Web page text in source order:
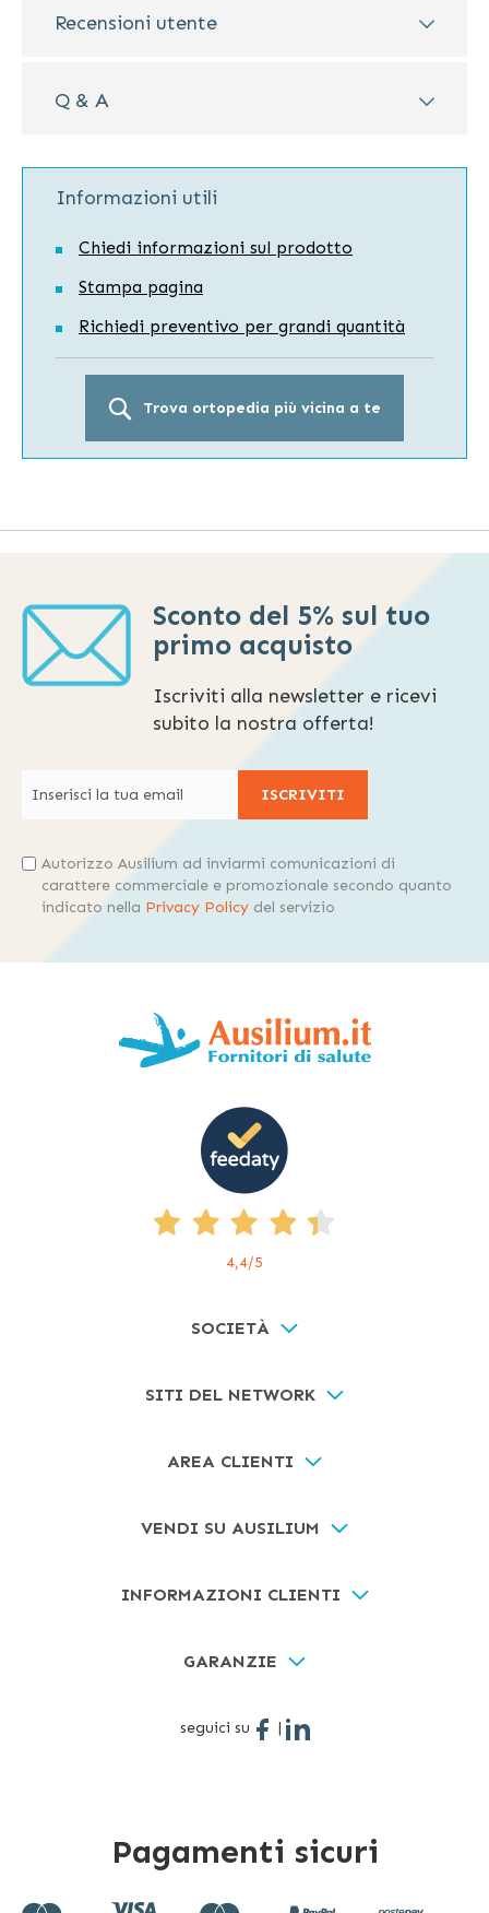
Recensioni utente
Q & A
Informazioni utili
Chiedi informazioni sul prodotto
Stampa pagina
Richiedi preventivo per grandi quantità
Trova ortopedia più vicina a te
Sconto del 5% sul tuo
primo acquisto
Iscriviti alla newsletter e ricevi
subito la nostra offerta!
ISCRIVITI
Autorizzo Ausilium ad inviarmi comunicazioni di
carattere commerciale e promozionale secondo quanto
indicato nella Privacy Policy del servizio
4,4/5
SOCIETÀ
SITI DEL NETWORK
AREA CLIENTI
VENDI SU AUSILIUM
INFORMAZIONI CLIENTI
GARANZIE
seguici su |
Pagamenti sicuri